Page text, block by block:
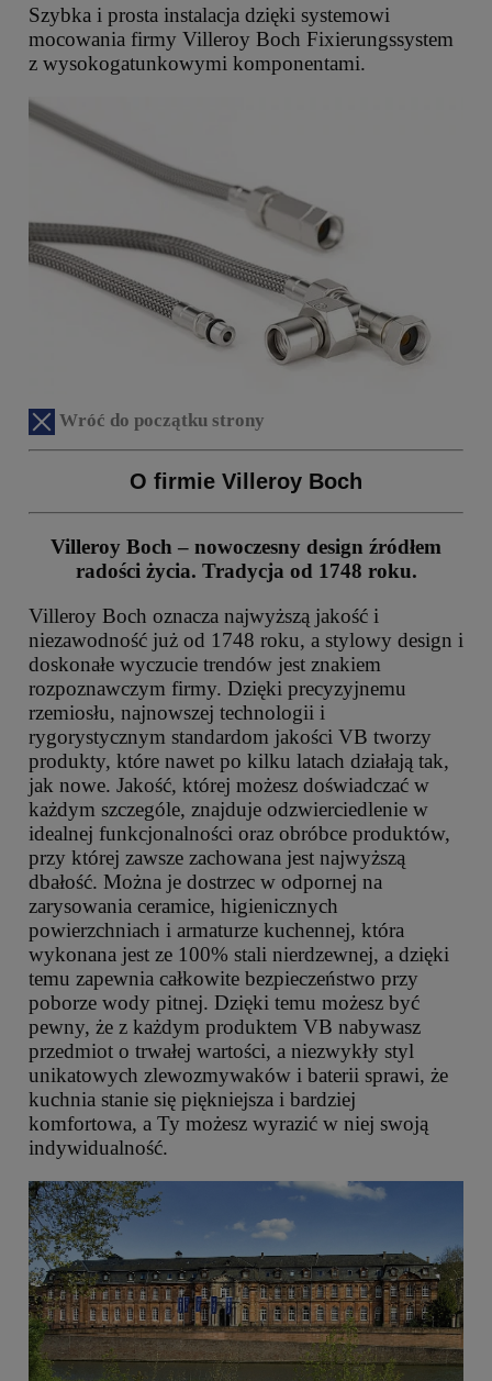
Szybka i prosta instalacja dzięki systemowi
mocowania firmy Villeroy Boch Fixierungssystem
z wysokogatunkowymi komponentami.
Wróć do początku strony
O firmie Villeroy Boch
Villeroy Boch – nowoczesny design źródłem
radości życia. Tradycja od 1748 roku.
Villeroy Boch oznacza najwyższą jakość i
niezawodność już od 1748 roku, a stylowy design i
doskonałe wyczucie trendów jest znakiem
rozpoznawczym firmy. Dzięki precyzyjnemu
rzemiosłu, najnowszej technologii i
rygorystycznym standardom jakości VB tworzy
produkty, które nawet po kilku latach działają tak,
jak nowe. Jakość, której możesz doświadczać w
każdym szczególe, znajduje odzwierciedlenie w
idealnej funkcjonalności oraz obróbce produktów,
przy której zawsze zachowana jest najwyższą
dbałość. Można je dostrzec w odpornej na
zarysowania ceramice, higienicznych
powierzchniach i armaturze kuchennej, która
wykonana jest ze 100% stali nierdzewnej, a dzięki
temu zapewnia całkowite bezpieczeństwo przy
poborze wody pitnej. Dzięki temu możesz być
pewny, że z każdym produktem VB nabywasz
przedmiot o trwałej wartości, a niezwykły styl
unikatowych zlewozmywaków i baterii sprawi, że
kuchnia stanie się piękniejsza i bardziej
komfortowa, a Ty możesz wyrazić w niej swoją
indywidualność.